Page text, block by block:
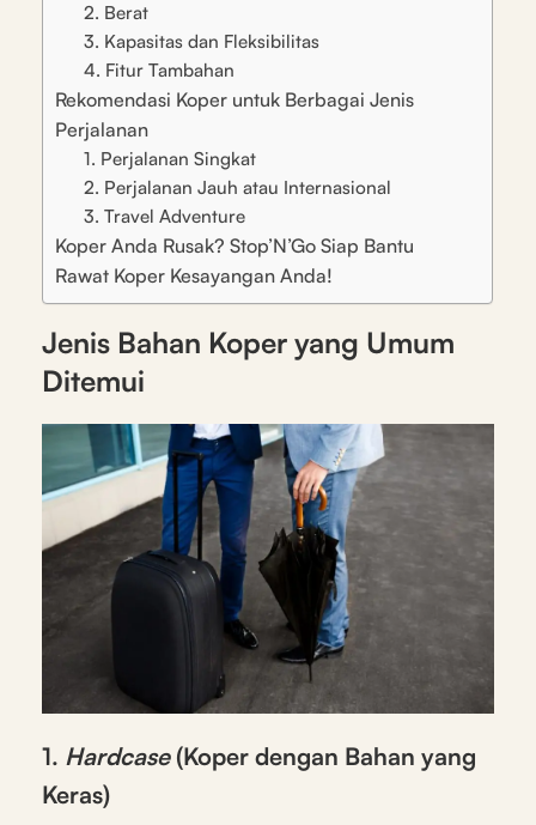
2. Berat
3. Kapasitas dan Fleksibilitas
4. Fitur Tambahan
Rekomendasi Koper untuk Berbagai Jenis
Perjalanan
1. Perjalanan Singkat
2. Perjalanan Jauh atau Internasional
3. Travel Adventure
Koper Anda Rusak? Stop’N’Go Siap Bantu
Rawat Koper Kesayangan Anda!
Jenis Bahan Koper yang Umum
Ditemui
1. Hardcase(Koper dengan Bahan yang
Keras)